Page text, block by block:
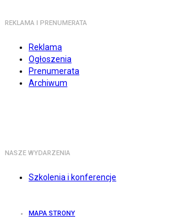
REKLAMA I PRENUMERATA
Reklama
Ogłoszenia
Prenumerata
Archiwum
NASZE WYDARZENIA
Szkolenia i konferencje
MAPA STRONY